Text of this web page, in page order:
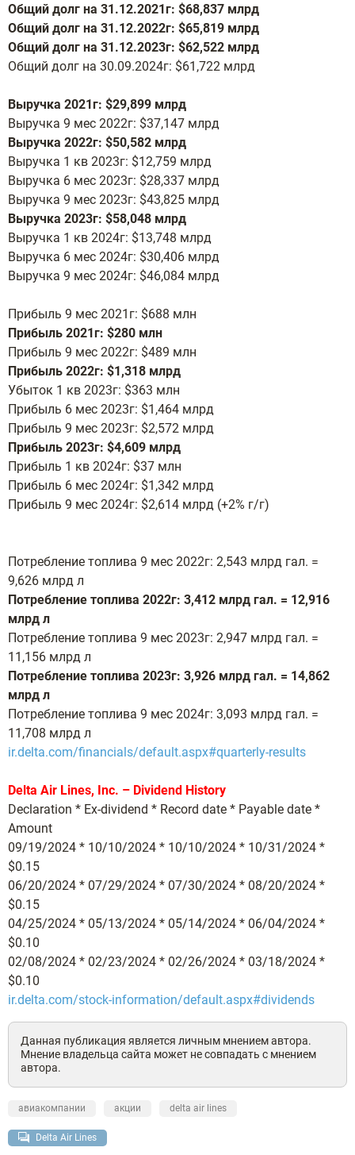
Общий долг на 31.12.2021г: $68,837 млрд
Общий долг на 31.12.2022г: $65,819 млрд
Общий долг на 31.12.2023г: $62,522 млрд
Общий долг на 30.09.2024г: $61,722 млрд
Выручка 2021г: $29,899 млрд
Выручка 9 мес 2022г: $37,147 млрд
Выручка 2022г: $50,582 млрд
Выручка 1 кв 2023г: $12,759 млрд
Выручка 6 мес 2023г: $28,337 млрд
Выручка 9 мес 2023г: $43,825 млрд
Выручка 2023г: $58,048 млрд
Выручка 1 кв 2024г: $13,748 млрд
Выручка 6 мес 2024г: $30,406 млрд
Выручка 9 мес 2024г: $46,084 млрд
Прибыль 9 мес 2021г: $688 млн
Прибыль 2021г: $280 млн
Прибыль 9 мес 2022г: $489 млн
Прибыль 2022г: $1,318 млрд
Убыток 1 кв 2023г: $363 млн
Прибыль 6 мес 2023г: $1,464 млрд
Прибыль 9 мес 2023г: $2,572 млрд
Прибыль 2023г: $4,609 млрд
Прибыль 1 кв 2024г: $37 млн
Прибыль 6 мес 2024г: $1,342 млрд
Прибыль 9 мес 2024г: $2,614 млрд (+2% г/г)
Потребление топлива 9 мес 2022г: 2,543 млрд гал. =
9,626 млрд л
Потребление топлива 2022г: 3,412 млрд гал. = 12,916
млрд л
Потребление топлива 9 мес 2023г: 2,947 млрд гал. =
11,156 млрд л
Потребление топлива 2023г: 3,926 млрд гал. = 14,862
млрд л
Потребление топлива 9 мес 2024г: 3,093 млрд гал. =
11,708 млрд л
ir.delta.com/financials/default.aspx#quarterly-results
Delta Air Lines, Inc. – Dividend History
Declaration * Ex-dividend * Record date * Payable date *
Amount
09/19/2024 * 10/10/2024 * 10/10/2024 * 10/31/2024 *
$0.15
06/20/2024 * 07/29/2024 * 07/30/2024 * 08/20/2024 *
$0.15
04/25/2024 * 05/13/2024 * 05/14/2024 * 06/04/2024 *
$0.10
02/08/2024 * 02/23/2024 * 02/26/2024 * 03/18/2024 *
$0.10
ir.delta.com/stock-information/default.aspx#dividends
Данная публикация является личным мнением автора.
Мнение владельца сайта может не совпадать с мнением
автора.
авиакомпании акции delta air lines
Delta Air Lines